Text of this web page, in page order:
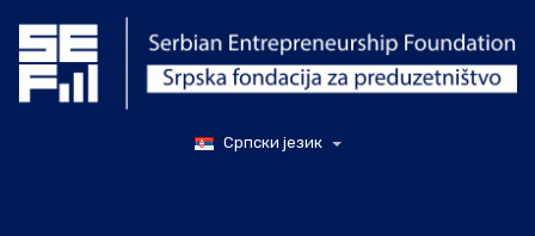
Српски језик